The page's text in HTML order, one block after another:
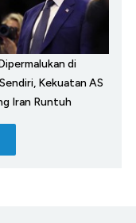
di
Kekuatan AS
Iran Runtuh